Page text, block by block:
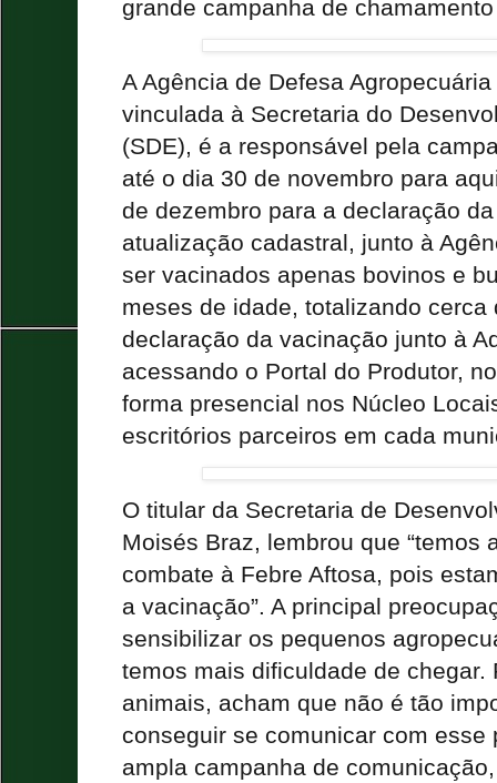
grande campanha de
A Agência de Defesa
vinculada à Secretaria do
(SDE), é a responsável pela
até o dia 30 de novembro para
de dezembro para a declaração
atualização cadastral, junto à
ser vacinados apenas bovinos e
meses de idade, totalizando cerca
declaração da vacinação junto à
acessando o Portal do Produtor,
forma presencial nos Núcleo
escritórios parceiros em cada
O titular da Secretaria de
Moisés Braz, lembrou que “temos
combate à Febre Aftosa, pois
a vacinação”. A principal
sensibilizar os pequenos
temos mais dificuldade de chegar.
animais, acham que não é tão
conseguir se comunicar com esse
ampla campanha de